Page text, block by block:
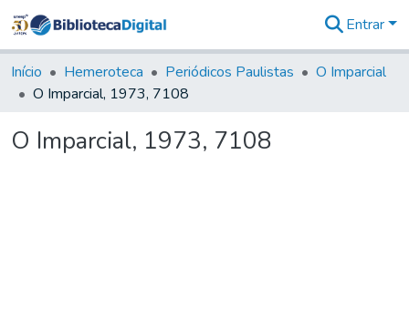
&
Coleções
Tudo na
Digital
Entrar
Início Hemeroteca Periódicos Paulistas
O Imparcial
O Imparcial, 1973, 7108
O Imparcial, 1973, 7108